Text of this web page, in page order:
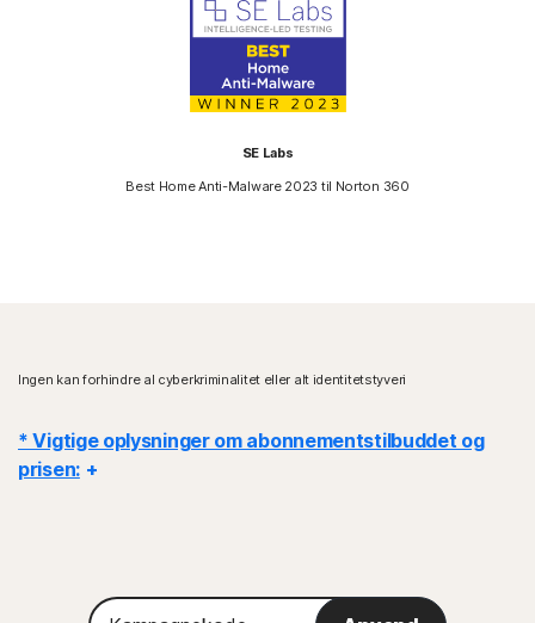
SE Labs
Best Home Anti-Malware 2023 til Norton 360
Ingen kan forhindre al cyberkriminalitet eller alt identitetstyveri
* Vigtige oplysninger om abonnementstilbuddet og
prisen:
betalingsmetode. Denne betalingsmetode vil blive brugt til fakturering,
Kampagnekode